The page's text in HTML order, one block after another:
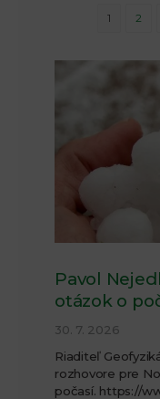
1 2
Pavol
otázok o
30. 7. 2026
Riaditeľ
rozhovore pre
počasí. https://